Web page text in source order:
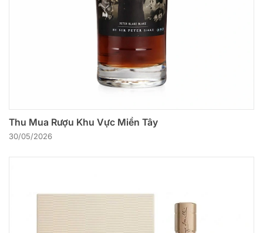
Thu Mua Rượu Khu Vực Miền Tây
30/05/2026